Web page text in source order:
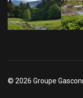
© 2026 Groupe